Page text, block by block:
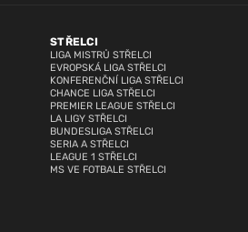
STŘELCI
LIGA MISTRŮ STŘELCI
EVROPSKÁ LIGA STŘELCI
KONFERENČNÍ LIGA STŘELCI
CHANCE LIGA STŘELCI
PREMIER LEAGUE STŘELCI
LA LIGY STŘELCI
BUNDESLIGA STŘELCI
SERIA A STŘELCI
LEAGUE 1 STŘELCI
MS VE FOTBALE STŘELCI